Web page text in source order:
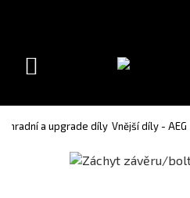
version(Slovak)
Toggle
a upgrade díly Vnější díly - AEG